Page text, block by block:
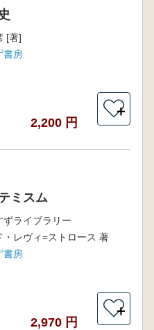
[著]
書房
2,200 円
＋
ミスム
ずライブラリー
・レヴィ=ストロース 著
書房
2,970 円
＋